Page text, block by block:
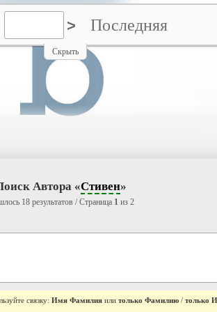
Автора «Стивен»
18 результатов / Страница 1из 2
связку: Имя Фамилияили только Фамилию/ только
Скрыть
Последняя